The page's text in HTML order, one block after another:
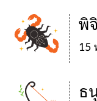
พิ
15
ธ